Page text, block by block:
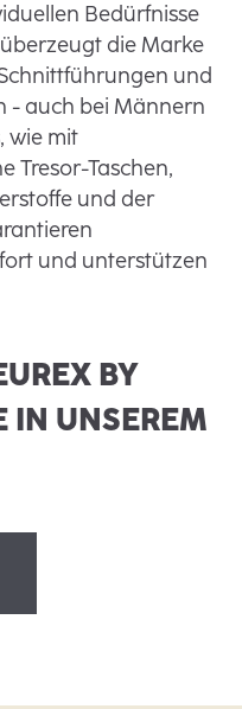
Bedürfnisse
die Marke
und
- auch bei Männern
wie mit
Tresor-Taschen,
und der
und unterstützen
BY
IN UNSEREM